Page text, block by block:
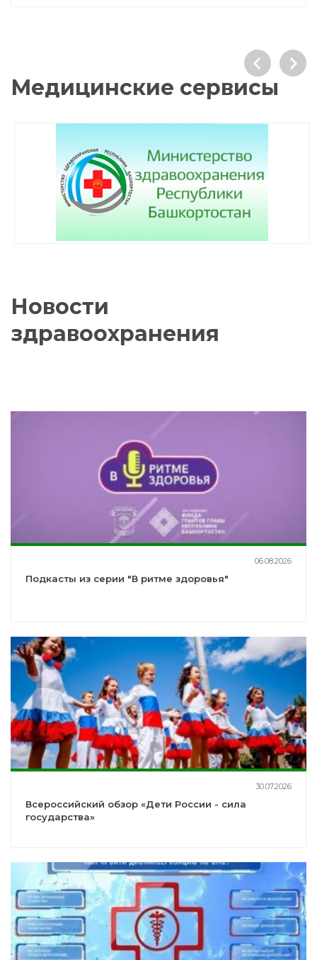
Медицинские сервисы
Новости
здравоохранения
06.08.2026
Подкасты из серии "В ритме здоровья"
30.07.2026
Всероссийский обзор «Дети России - сила
государства»